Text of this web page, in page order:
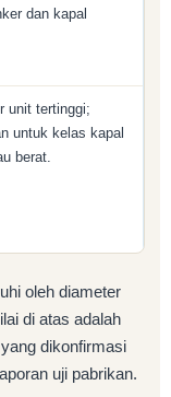
dan kapal
unit tertinggi;
untuk kelas kapal
berat.
oleh diameter
di atas adalah
dikonfirmasi
uji pabrikan.